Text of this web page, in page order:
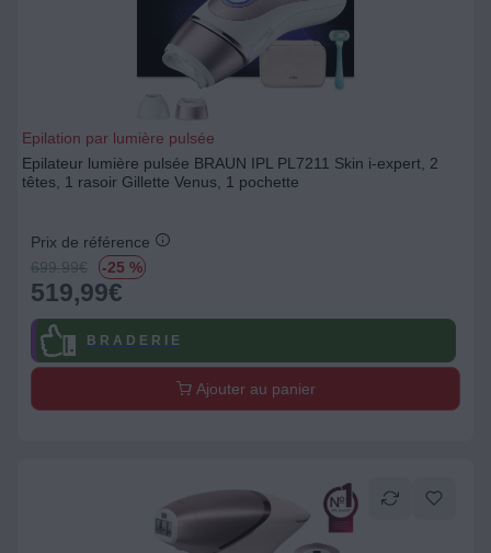
Epilation par lumière pulsée
Epilateur lumière pulsée BRAUN IPL PL7211 Skin i-expert, 2
têtes, 1 rasoir Gillette Venus, 1 pochette
Prix de référence
699.99€ -25 %
519,99€
B R A D E R I E
Ajouter au panier